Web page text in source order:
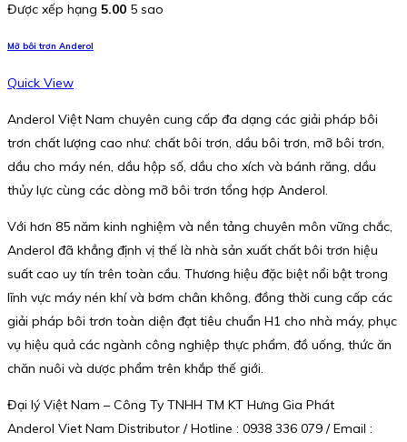
Được xếp hạng 5.00 5 sao
Mỡ bôi trơn Anderol
Quick View
Anderol Việt Nam chuyên cung cấp đa dạng các giải pháp bôi
trơn chất lượng cao như: chất bôi trơn, dầu bôi trơn, mỡ bôi trơn,
dầu cho máy nén, dầu hộp số, dầu cho xích và bánh răng, dầu
thủy lực cùng các dòng mỡ bôi trơn tổng hợp Anderol.
Với hơn 85 năm kinh nghiệm và nền tảng chuyên môn vững chắc,
Anderol đã khẳng định vị thế là nhà sản xuất chất bôi trơn hiệu
suất cao uy tín trên toàn cầu. Thương hiệu đặc biệt nổi bật trong
lĩnh vực máy nén khí và bơm chân không, đồng thời cung cấp các
giải pháp bôi trơn toàn diện đạt tiêu chuẩn H1 cho nhà máy, phục
vụ hiệu quả các ngành công nghiệp thực phẩm, đồ uống, thức ăn
chăn nuôi và dược phẩm trên khắp thế giới.
Đại lý Việt Nam – Công Ty TNHH TM KT Hưng Gia Phát
Anderol Viet Nam Distributor / Hotline : 0938 336 079 / Email :